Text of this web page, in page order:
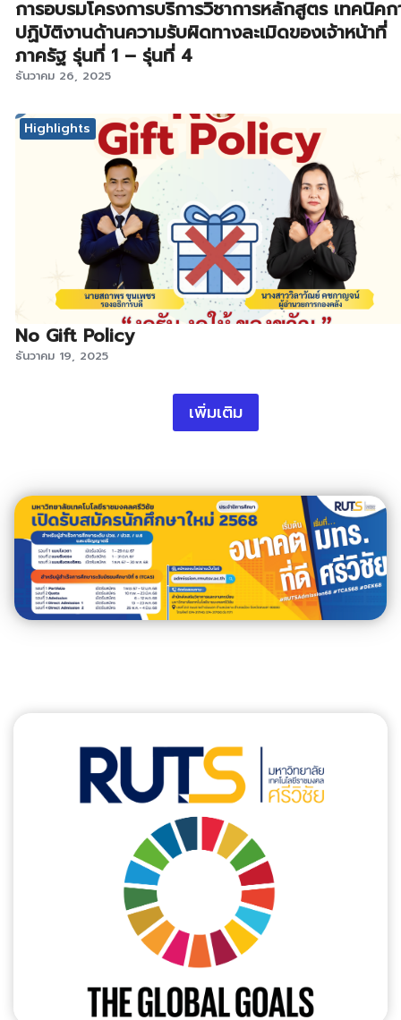
การอบรมโครงการบริการวิชาการหลักสูตร เทคนิคก
ปฏิบัติงานด้านความรับผิดทางละเมิดของเจ้าหน้าที่
ภาครัฐ รุ่นที่ 1 – รุ่นที่ 4
ธันวาคม 26, 2025
Highlights
No Gift Policy
ธันวาคม 19, 2025
เพิ่มเติม